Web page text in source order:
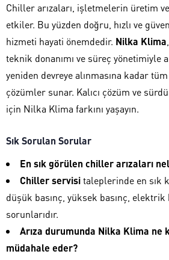
Chiller arızaları, işletmelerin üretim
etkiler. Bu yüzden doğru, hızlı ve
hizmeti hayati önemdedir. Nilka Klima
teknik donanımı ve süreç yönetimiyle
yeniden devreye alınmasına kadar
çözümler sunar. Kalıcı çözüm ve
için Nilka Klima farkını yaşayın.
Sık Sorulan Sorular
En sık görülen chiller arızaları
Chiller servisitaleplerinde en sık
düşük basınç, yüksek basınç,
sorunlarıdır.
Arıza durumunda Nilka Klima ne
müdahale eder?